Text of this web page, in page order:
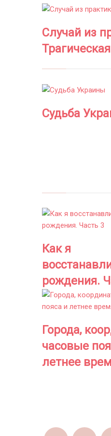
Случай из
Судьба
Как я
рождения.
Города,
часовые
летнее